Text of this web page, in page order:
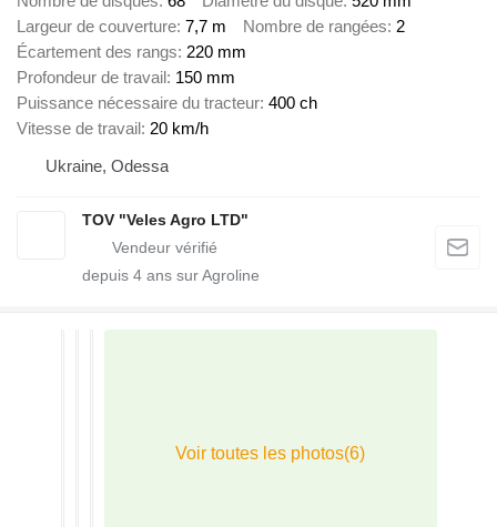
Largeur de couverture 7,7 m Nombre de rangées 2
Écartement des rangs 220 mm
Profondeur de travail 150 mm
Puissance nécessaire du tracteur 400 ch
Vitesse de travail 20 km/h
Ukraine, Odessa
TOV "Veles Agro LTD"
depuis 4 ans sur Agroline